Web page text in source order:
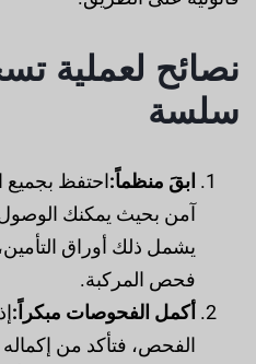
نصائح لعملية
سلسة
ابقَ منظماً:احتفظ بجميع
آمن بحيث يمكنك الوصول
يشمل ذلك أوراق
فحص المركبة.
أكمل الفحوصات مبكراً:
الفحص، فتأكد من